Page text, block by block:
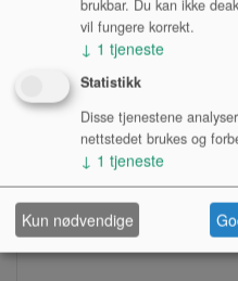
brukbar. Du kan ikke
vil fungere korrekt.
↓ 1 tjeneste
Statistikk
Disse tjenestene
nettstedet brukes og
↓ 1 tjeneste
Kun nødvendige